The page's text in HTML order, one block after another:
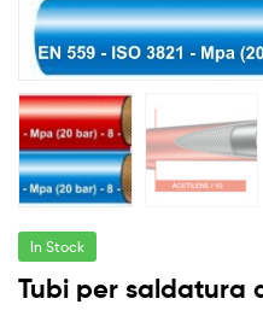
In Stock
Tubi per saldatura